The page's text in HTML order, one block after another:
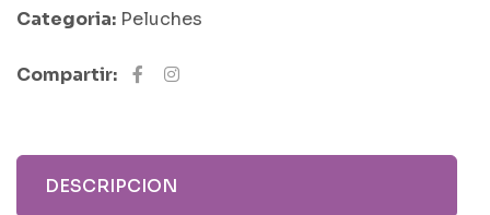
Categoria: Peluches
Compartir:
DESCRIPCION